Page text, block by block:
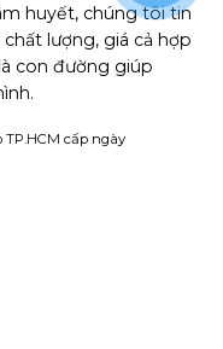
huyết, chúng tôi tin
lượng, giá cả hợp
con đường giúp
cấp ngày